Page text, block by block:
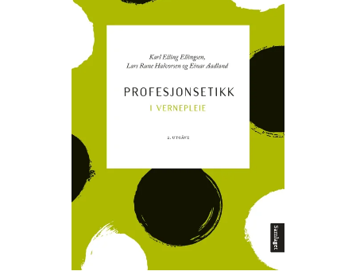
Hypopressiv trening